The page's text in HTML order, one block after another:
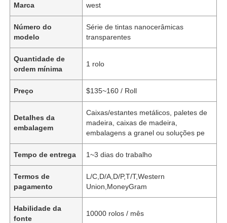
Marca west
Número do
modelo
Série de tintas nanocerâmicas
transparentes
Quantidade de
ordem mínima
1 rolo
Preço $135~160 / Roll
Detalhes da
embalagem
Caixas/estantes metálicos, paletes de
madeira, caixas de madeira,
embalagens a granel ou soluções pe
Tempo de entrega 1~3 dias do trabalho
Termos de
pagamento
L/C,D/A,D/P,T/T,Western
Union,MoneyGram
Habilidade da
fonte
10000 rolos / mês